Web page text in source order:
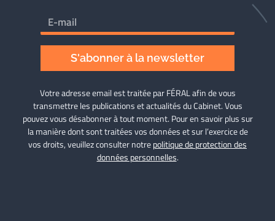
S'abonner à la newsletter
Votre adresse email est traitée par FÉRAL afin de vous
transmettre les publications et actualités du Cabinet. Vous
pouvez vous désabonner à tout moment. Pour en savoir plus sur
la manière dont sont traitées vos données et sur l’exercice de
vos droits, veuillez consulter notrepolitique de protection des
données personnelles.